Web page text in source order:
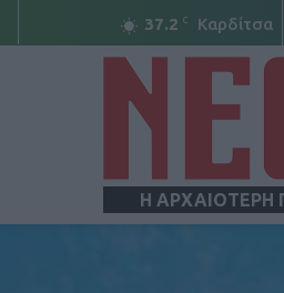
37.2 C Καρδίτσα
Η ΑΡΧΑΙΟΤΕΡΗ